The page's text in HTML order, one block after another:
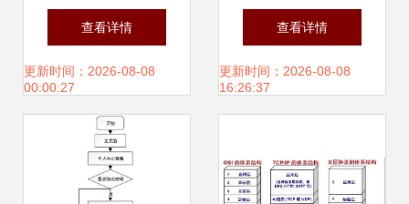
统验证 构建合规与
可靠的计算系统服
务
查看详情
更新时间：2026-08-08
00:00:27
系统在冶炼厂供配
电中的计算机系统
查看详情
更新时间：2026-08-08
16:26:37